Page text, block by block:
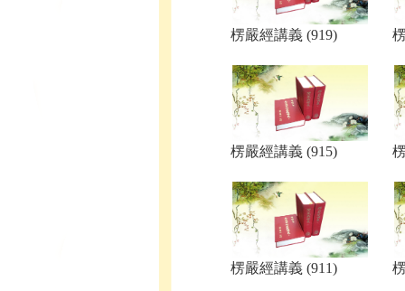
楞嚴經講義 (919)
楞嚴經講義 (915)
楞嚴經講義 (911)